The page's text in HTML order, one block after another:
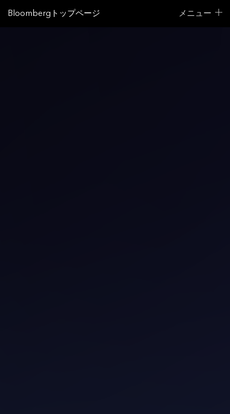
Bloombergトップページ メニュー